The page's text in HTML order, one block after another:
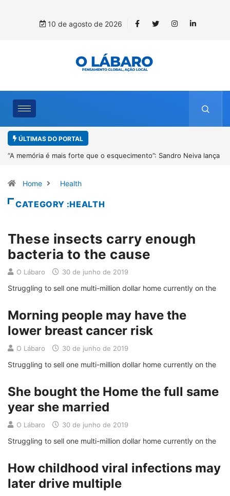
10 de agosto de 2026
ÚLTIMAS DO PORTAL
“A memória é mais forte que o esquecimento”: Sandro Neiva lança
Home Health
CATEGORY :HEALTH
These insects carry enough
bacteria to the cause
O Lábaro 30 de junho de 2019
Struggling to sell one multi-million dollar home currently on the
Morning people may have the
lower breast cancer risk
O Lábaro 30 de junho de 2019
Struggling to sell one multi-million dollar home currently on the
She bought the Home the full same
year she married
O Lábaro 30 de junho de 2019
Struggling to sell one multi-million dollar home currently on the
How childhood viral infections may
later drive multiple